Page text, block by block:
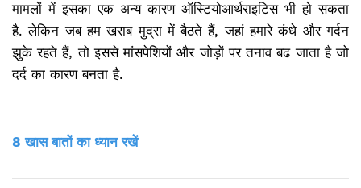
मामलों में इसका एक अन्य कारण ऑस्टियोआर्थराइटिस भी हो सकता
है. लेकिन जब हम खराब मुद्रा में बैठते हैं, जहां हमारे कंधे और गर्दन
झुके रहते हैं, तो इससे मांसपेशियों और जोड़ों पर तनाव बढ जाता है जो
दर्द का कारण बनता है.
8 खास बातों का ध्यान रखें